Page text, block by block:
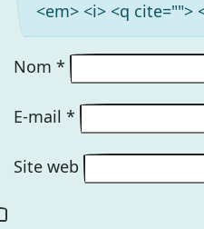
<em> <i> <q cite="">
Nom *
E-mail *
Site web